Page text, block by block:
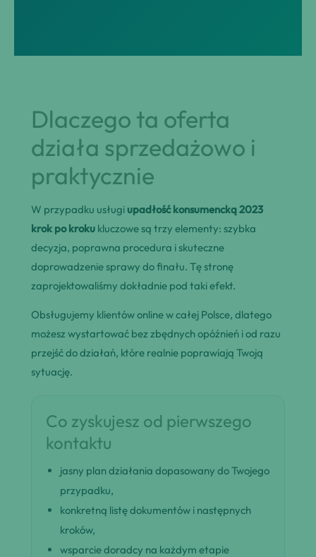
Dlaczego ta oferta
działa sprzedażowo i
praktycznie
W przypadku usługi upadłość konsumencką 2023
krok po kroku kluczowe są trzy elementy: szybka
decyzja, poprawna procedura i skuteczne
doprowadzenie sprawy do finału. Tę stronę
zaprojektowaliśmy dokładnie pod taki efekt.
Obsługujemy klientów online w całej Polsce, dlatego
możesz wystartować bez zbędnych opóźnień i od razu
przejść do działań, które realnie poprawiają Twoją
sytuację.
Co zyskujesz od pierwszego
kontaktu
jasny plan działania dopasowany do Twojego
przypadku,
konkretną listę dokumentów i następnych
kroków,
wsparcie doradcy na każdym etapie